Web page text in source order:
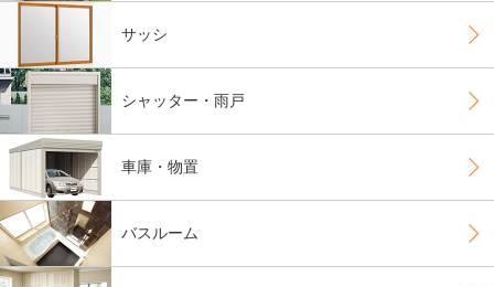
サッシ
シャッター・雨戸
車庫・物置
バスルーム